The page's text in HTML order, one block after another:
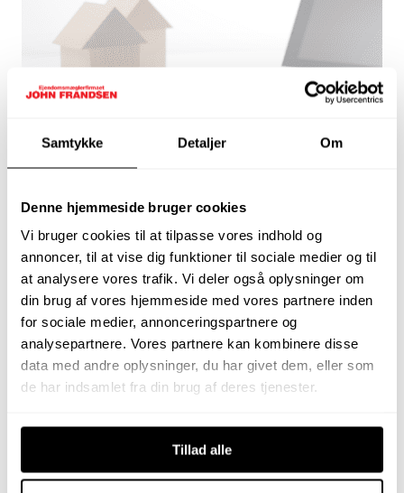
Samtykke Detaljer Om
Denne hjemmeside bruger cookies
Vi bruger cookies til at tilpasse vores indhold og
annoncer, til at vise dig funktioner til sociale medier og til
at analysere vores trafik. Vi deler også oplysninger om
din brug af vores hjemmeside med vores partnere inden
for sociale medier, annonceringspartnere og
analysepartnere. Vores partnere kan kombinere disse
data med andre oplysninger, du har givet dem, eller som
de har indsamlet fra din brug af deres tjenester.
Tillad alle
Få et lånetilbud
Få et forsikringstilbud